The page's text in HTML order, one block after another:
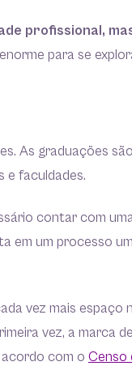
profissional,
para se
As graduações
e faculdades.
contar com
em um processo
vez mais espaço
vez, a marca de
com o Censo